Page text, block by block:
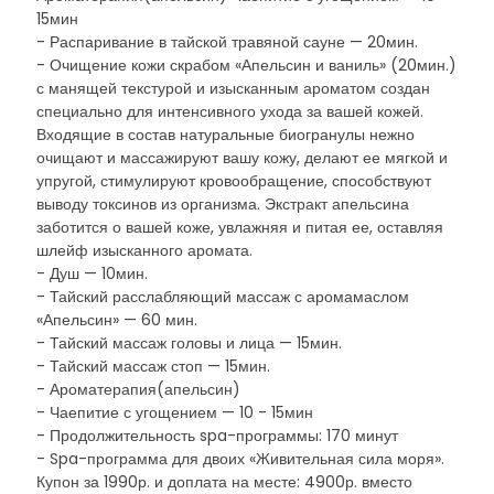
15мин
- Распаривание в тайской травяной сауне — 20мин.
- Очищение кожи скрабом «Апельсин и ваниль» (20мин.)
с манящей текстурой и изысканным ароматом создан
специально для интенсивного ухода за вашей кожей.
Входящие в состав натуральные биогранулы нежно
очищают и массажируют вашу кожу, делают ее мягкой и
упругой, стимулируют кровообращение, способствуют
выводу токсинов из организма. Экстракт апельсина
заботится о вашей коже, увлажняя и питая ее, оставляя
шлейф изысканного аромата.
- Душ — 10мин.
- Тайский расслабляющий массаж с аромамаслом
«Апельсин» — 60 мин.
- Тайский массаж головы и лица — 15мин.
- Тайский массаж стоп — 15мин.
- Ароматерапия(апельсин)
- Чаепитие с угощением — 10 - 15мин
- Продолжительность spa-программы: 170 минут
- Spa-программа для двоих «Живительная сила моря».
Купон за 1990р. и доплата на месте: 4900р. вместо